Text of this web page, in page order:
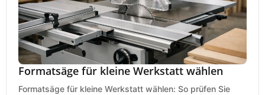
Formatsäge für kleine Werkstatt wählen
Formatsäge für kleine Werkstatt wählen: So prüfen Sie